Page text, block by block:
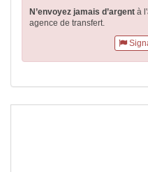
N’envoyez jamais d’argent à
agence de transfert.